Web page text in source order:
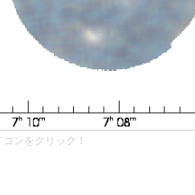
ンをクリック！